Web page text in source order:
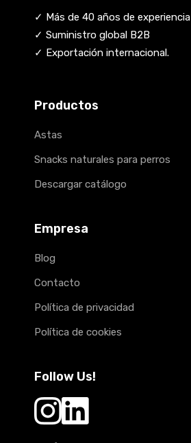
✓ Más de 40 años de experiencia
✓ Suministro global B2B
✓ Exportación internacional.
Productos
Astas
Snacks naturales para perros
Descargar catálogo
Empresa
Blog
Contacto
Política de privacidad
Política de cookies
Follow Us!